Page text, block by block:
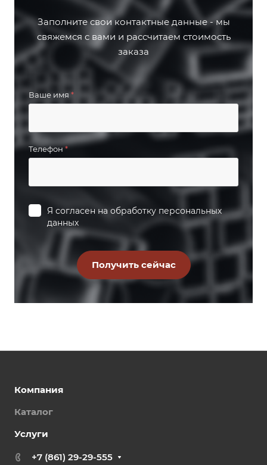
Заполните свои контактные данные - мы
свяжемся с вами и рассчитаем стоимость
заказа
Ваше имя *
Телефон*
Я согласен на обработку персональных
данных
Компания
Каталог
Услуги
+7 (861) 29-29-555